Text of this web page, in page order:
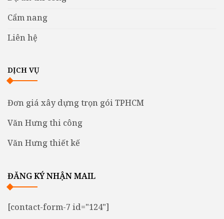
Cẩm nang
Liên hệ
DỊCH VỤ
Đơn giá xây dựng trọn gói TPHCM
Văn Hưng thi công
Văn Hưng thiết kế
ĐĂNG KÝ NHẬN MAIL
[contact-form-7 id="124"]